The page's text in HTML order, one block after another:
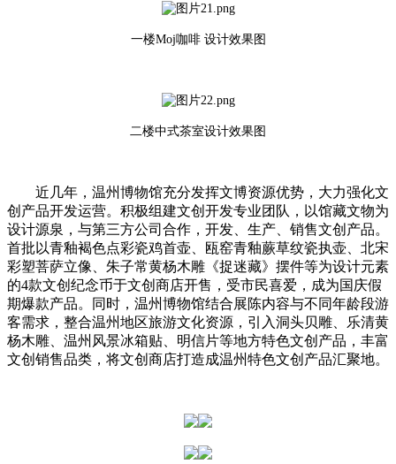
一楼Moj咖啡 设计效果图
二楼中式茶室设计效果图
近几年，温州博物馆充分发挥文博资源优势，大力强化文
创产品开发运营。积极组建文创开发专业团队，以馆藏文物为
设计源泉，与第三方公司合作，开发、生产、销售文创产品。
首批以青釉褐色点彩瓷鸡首壶、瓯窑青釉蕨草纹瓷执壶、北宋
彩塑菩萨立像、朱子常黄杨木雕《捉迷藏》摆件等为设计元素
的4款文创纪念币于文创商店开售，受市民喜爱，成为国庆假
期爆款产品。同时，温州博物馆结合展陈内容与不同年龄段游
客需求，整合温州地区旅游文化资源，引入洞头贝雕、乐清黄
杨木雕、温州风景冰箱贴、明信片等地方特色文创产品，丰富
文创销售品类，将文创商店打造成温州特色文创产品汇聚地。